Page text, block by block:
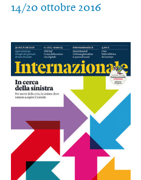
14/20 ottobre 2016